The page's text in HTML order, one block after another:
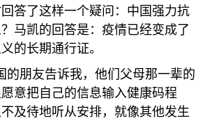
答了这样一个疑问：中国强力抗
马凯的回答是：疫情已经变成了
的长期通行证。
的朋友告诉我，他们父母那一辈的
意把自己的信息输入健康码程
及待地听从安排，就像其他发生